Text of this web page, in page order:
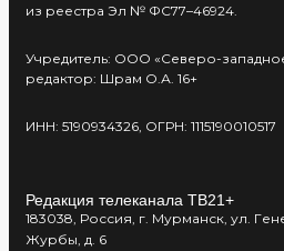
из реестра Эл № ФС77–46924.
Учредитель: ООО «Северо-
редактор: Шрам О.А. 16+
ИНН: 5190934326, ОГРН: 1115190010517
Редакция телеканала ТВ21+
183038, Россия, г. Мурманск, ул.
Журбы, д. 6